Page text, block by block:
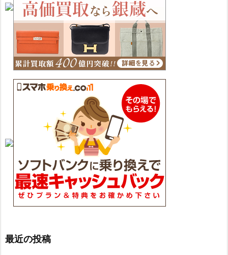
最近の投稿